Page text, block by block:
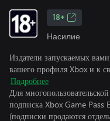
18+
Насилие
Издатели запускаемых
вашего профиля Xbox и к
Подробнее
Для
подписка Xbox Game
(подписки продаются